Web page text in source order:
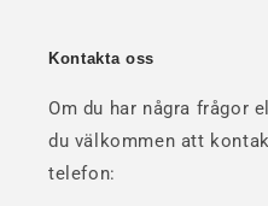
Kontakta oss
Om du har några frågor
du välkommen att
telefon: